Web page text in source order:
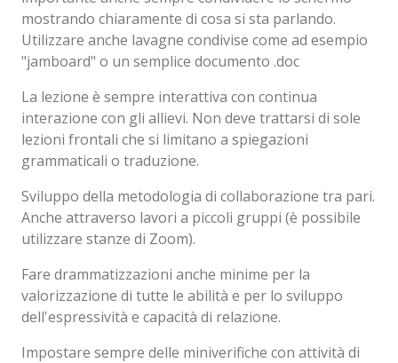
mostrando chiaramente di cosa si sta parlando.
Utilizzare anche lavagne condivise come ad esempio
"jamboard" o un semplice documento .doc
La lezione è sempre interattiva con continua
interazione con gli allievi. Non deve trattarsi di sole
lezioni frontali che si limitano a spiegazioni
grammaticali o traduzione.
Sviluppo della metodologia di collaborazione tra pari.
Anche attraverso lavori a piccoli gruppi (è possibile
utilizzare stanze di Zoom).
Fare drammatizzazioni anche minime per la
valorizzazione di tutte le abilità e per lo sviluppo
dell'espressività e capacità di relazione.
Impostare sempre delle miniverifiche con attività di